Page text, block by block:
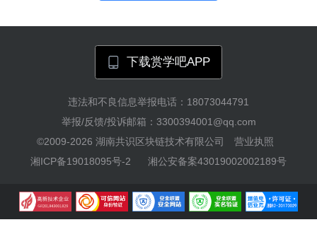
下载赏学吧APP
违法和不良信息举报电话：18073044791
举报/反馈/投诉邮箱：3300394001@qq.com
©2009-2026 湖南共识区块链技术有限公司
营业执照
湘ICP备19018095号-2
湘公安备案43019002002189号